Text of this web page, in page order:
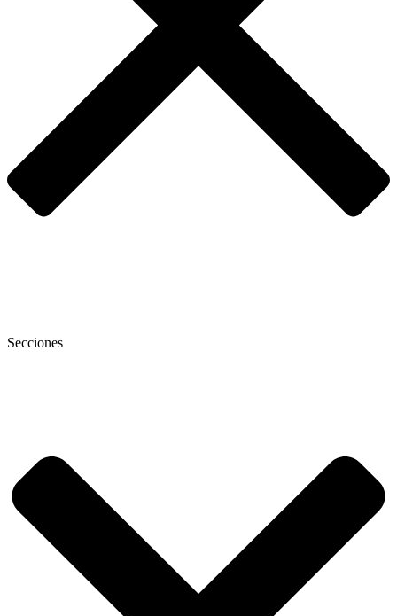
Secciones